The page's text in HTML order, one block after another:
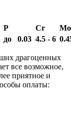
P Cr
Mo
до 0.03 4.5 - 6
драгоценных
все возможное,
приятное и
оплаты: